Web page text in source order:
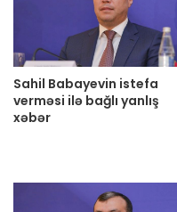
Sahil Babayevin istefa
verməsi ilə bağlı yanlış
xəbər